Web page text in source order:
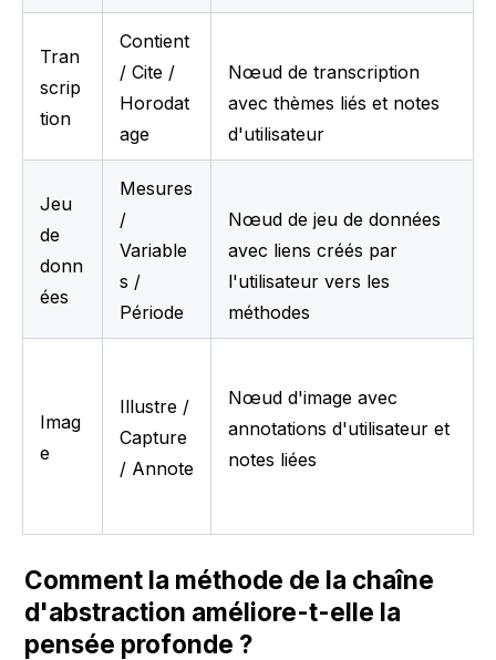
Tran
scrip
tion
Contient
/ Cite /
Horodat
age
Nœud de transcription
avec thèmes liés et notes
d'utilisateur
Jeu
de
donn
ées
Mesures
/
Variable
s /
Période
Nœud de jeu de données
avec liens créés par
l'utilisateur vers les
méthodes
Imag
e
Illustre /
Capture
/ Annote
Nœud d'image avec
annotations d'utilisateur et
notes liées
Comment la méthode de la chaîne
d'abstraction améliore-t-elle la
pensée profonde ?